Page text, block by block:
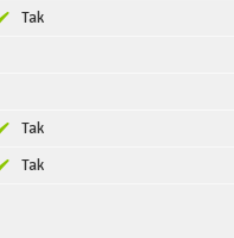
Tak
Tak
Tak